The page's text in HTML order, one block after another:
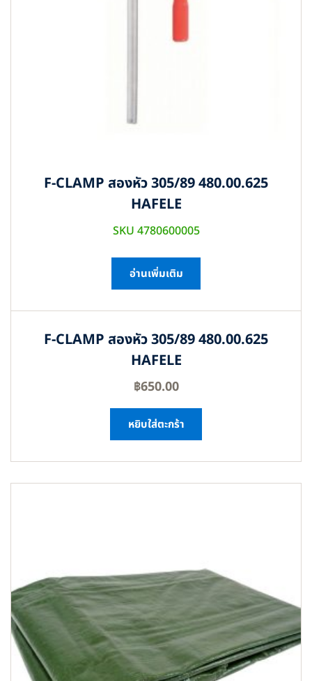
F-CLAMP สองหัว 305/89 480.00.625
HAFELE
SKU 4780600005
อ่านเพิ่มเติม
F-CLAMP สองหัว 305/89 480.00.625
HAFELE
฿650.00
หยิบใส่ตะกร้า